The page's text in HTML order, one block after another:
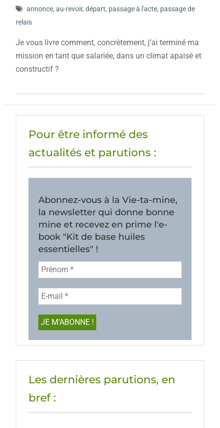
annonce, au-revoir, départ, passage à l'acte, passage de
relais
Je vous livre comment, concrètement, j’ai terminé ma
mission en tant que salariée, dans un climat apaisé et
constructif ?
Pour être informé des
actualités et parutions :
Abonnez-vous à la Vie-ta-mine,
la newsletter qui donne bonne
mine et recevez en prime l'e-
book "Kit de base huiles
essentielles" !
Les dernières parutions, en
bref :